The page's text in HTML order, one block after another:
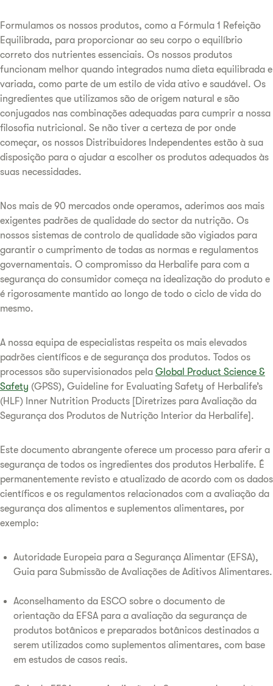
Formulamos os nossos produtos, como a Fórmula 1 Refeição
Equilibrada, para proporcionar ao seu corpo o equilíbrio
correto dos nutrientes essenciais. Os nossos produtos
funcionam melhor quando integrados numa dieta equilibrada e
variada, como parte de um estilo de vida ativo e saudável. Os
ingredientes que utilizamos são de origem natural e são
conjugados nas combinações adequadas para cumprir a nossa
filosofia nutricional. Se não tiver a certeza de por onde
começar, os nossos Distribuidores Independentes estão à sua
disposição para o ajudar a escolher os produtos adequados às
suas necessidades.
Nos mais de 90 mercados onde operamos, aderimos aos mais
exigentes padrões de qualidade do sector da nutrição. Os
nossos sistemas de controlo de qualidade são vigiados para
garantir o cumprimento de todas as normas e regulamentos
governamentais. O compromisso da Herbalife para com a
segurança do consumidor começa na idealização do produto e
é rigorosamente mantido ao longo de todo o ciclo de vida do
mesmo.
A nossa equipa de especialistas respeita os mais elevados
padrões científicos e de segurança dos produtos. Todos os
processos são supervisionados pela Global Product Science &
Safety (GPSS), Guideline for Evaluating Safety of Herbalife’s
(HLF) Inner Nutrition Products [Diretrizes para Avaliação da
Segurança dos Produtos de Nutrição Interior da Herbalife].
Este documento abrangente oferece um processo para aferir a
segurança de todos os ingredientes dos produtos Herbalife. É
permanentemente revisto e atualizado de acordo com os dados
científicos e os regulamentos relacionados com a avaliação da
segurança dos alimentos e suplementos alimentares, por
exemplo:
Autoridade Europeia para a Segurança Alimentar (EFSA),
Guia para Submissão de Avaliações de Aditivos Alimentares.
Aconselhamento da ESCO sobre o documento de
orientação da EFSA para a avaliação da segurança de
produtos botânicos e preparados botânicos destinados a
serem utilizados como suplementos alimentares, com base
em estudos de casos reais.